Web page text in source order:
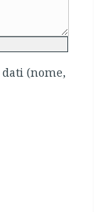
(nome,